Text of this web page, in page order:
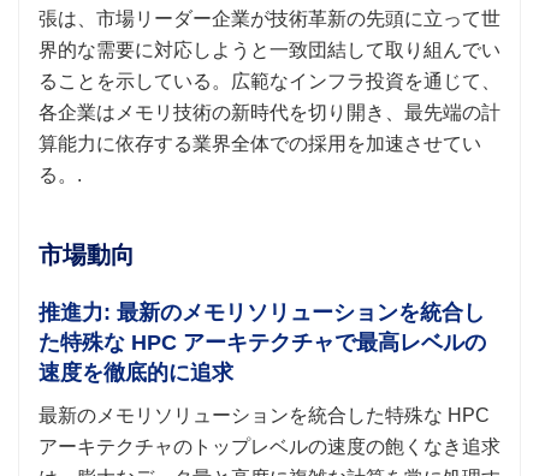
張は、市場リーダー企業が技術革新の先頭に立って世
界的な需要に対応しようと一致団結して取り組んでい
ることを示している。広範なインフラ投資を通じて、
各企業はメモリ技術の新時代を切り開き、最先端の計
算能力に依存する業界全体での採用を加速させてい
る。.
市場動向
推進力: 最新のメモリソリューションを統合し
た特殊な HPC アーキテクチャで最高レベルの
速度を徹底的に追求
最新のメモリソリューションを統合した特殊な HPC
アーキテクチャのトップレベルの速度の飽くなき追求